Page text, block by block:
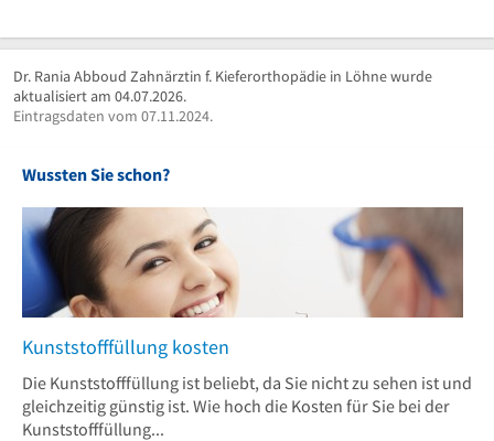
Dr. Rania Abboud Zahnärztin f. Kieferorthopädie in Löhne wurde
aktualisiert am 04.07.2026.
Eintragsdaten vom 07.11.2024.
Wussten Sie schon?
Kunststofffüllung kosten
Die Kunststofffüllung ist beliebt, da Sie nicht zu sehen ist und
gleichzeitig günstig ist. Wie hoch die Kosten für Sie bei der
Kunststofffüllung...